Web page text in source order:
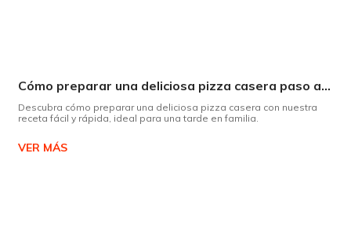
Cómo preparar una deliciosa pizza casera paso a paso
Descubra cómo preparar una deliciosa pizza casera con nuestra
receta fácil y rápida, ideal para una tarde en familia.
VER MÁS